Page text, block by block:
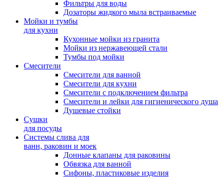
Фильтры для воды
Дозаторы жидкого мыла встраиваемые
Мойки и тумбы
для кухни
Кухонные мойки из гранита
Мойки из нержавеющей стали
Тумбы под мойки
Смесители
Смесители для ванной
Смесители для кухни
Смесители с подключением фильтра
Cмесители и лейки для гигиенического душа
Душевые стойки
Сушки
для посуды
Системы слива для
ванн, раковин и моек
Донные клапаны для раковины
Обвязка для ванной
Сифоны, пластиковые изделия